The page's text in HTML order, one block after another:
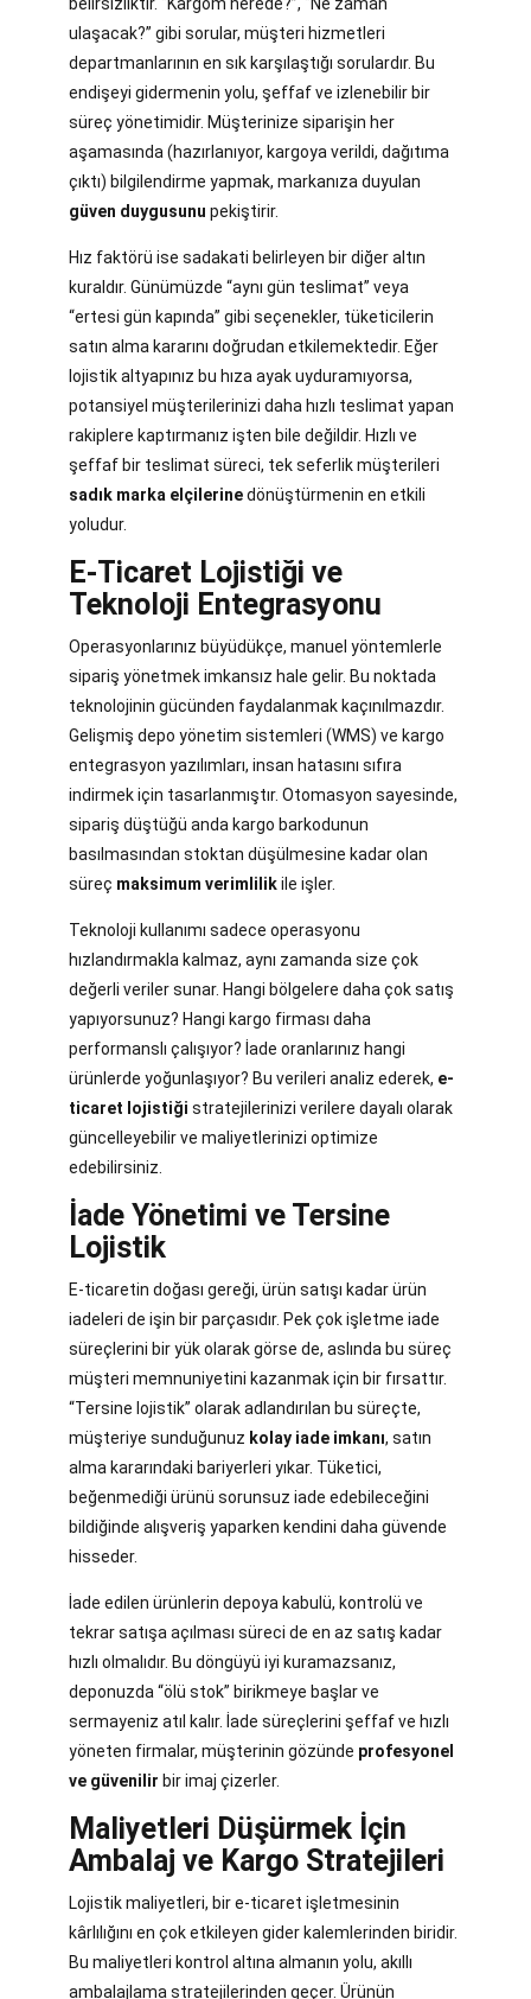
belirsizliktir. “Kargom nerede?”, “Ne zaman
ulaşacak?” gibi sorular, müşteri hizmetleri
departmanlarının en sık karşılaştığı sorulardır. Bu
endişeyi gidermenin yolu, şeffaf ve izlenebilir bir
süreç yönetimidir. Müşterinize siparişin her
aşamasında (hazırlanıyor, kargoya verildi, dağıtıma
çıktı) bilgilendirme yapmak, markanıza duyulan
güven duygusunu pekiştirir.
Hız faktörü ise sadakati belirleyen bir diğer altın
kuraldır. Günümüzde “aynı gün teslimat” veya
“ertesi gün kapında” gibi seçenekler, tüketicilerin
satın alma kararını doğrudan etkilemektedir. Eğer
lojistik altyapınız bu hıza ayak uyduramıyorsa,
potansiyel müşterilerinizi daha hızlı teslimat yapan
rakiplere kaptırmanız işten bile değildir. Hızlı ve
şeffaf bir teslimat süreci, tek seferlik müşterileri
sadık marka elçilerinedönüştürmenin en etkili
yoludur.
E-Ticaret Lojistiği ve
Teknoloji Entegrasyonu
Operasyonlarınız büyüdükçe, manuel yöntemlerle
sipariş yönetmek imkansız hale gelir. Bu noktada
teknolojinin gücünden faydalanmak kaçınılmazdır.
Gelişmiş depo yönetim sistemleri (WMS) ve kargo
entegrasyon yazılımları, insan hatasını sıfıra
indirmek için tasarlanmıştır. Otomasyon sayesinde,
sipariş düştüğü anda kargo barkodunun
basılmasından stoktan düşülmesine kadar olan
süreç maksimum verimlilikile işler.
Teknoloji kullanımı sadece operasyonu
hızlandırmakla kalmaz, aynı zamanda size çok
değerli veriler sunar. Hangi bölgelere daha çok satış
yapıyorsunuz? Hangi kargo firması daha
performanslı çalışıyor? İade oranlarınız hangi
ürünlerde yoğunlaşıyor? Bu verileri analiz ederek, e-
ticaret lojistiği stratejilerinizi verilere dayalı olarak
güncelleyebilir ve maliyetlerinizi optimize
edebilirsiniz.
İade Yönetimi ve Tersine
Lojistik
E-ticaretin doğası gereği, ürün satışı kadar ürün
iadeleri de işin bir parçasıdır. Pek çok işletme iade
süreçlerini bir yük olarak görse de, aslında bu süreç
müşteri memnuniyetini kazanmak için bir fırsattır.
“Tersine lojistik” olarak adlandırılan bu süreçte,
müşteriye sunduğunuz kolay iade imkanı, satın
alma kararındaki bariyerleri yıkar. Tüketici,
beğenmediği ürünü sorunsuz iade edebileceğini
bildiğinde alışveriş yaparken kendini daha güvende
hisseder.
İade edilen ürünlerin depoya kabulü, kontrolü ve
tekrar satışa açılması süreci de en az satış kadar
hızlı olmalıdır. Bu döngüyü iyi kuramazsanız,
deponuzda “ölü stok” birikmeye başlar ve
sermayeniz atıl kalır. İade süreçlerini şeffaf ve hızlı
yöneten firmalar, müşterinin gözünde profesyonel
ve güvenilir bir imaj çizerler.
Maliyetleri Düşürmek İçin
Ambalaj ve Kargo Stratejileri
Lojistik maliyetleri, bir e-ticaret işletmesinin
kârlılığını en çok etkileyen gider kalemlerinden biridir.
Bu maliyetleri kontrol altına almanın yolu, akıllı
ambalajlama stratejilerinden geçer. Ürünün